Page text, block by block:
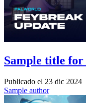
Sample title
Publicado el 23 dic 2024
Sample author